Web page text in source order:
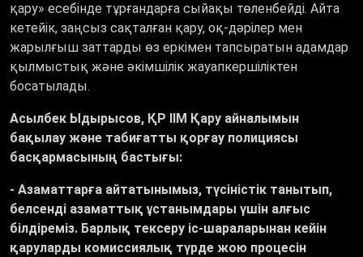
қару» есебінде тұрғандарға сыйақы төленбейді. Айта
кетейік, заңсыз сақталған қару, оқ-дәрілер мен
жарылғыш заттарды өз еркімен тапсыратын адамдар
қылмыстық және әкімшілік жауапкершіліктен
босатылады.
Асылбек Ыдырысов, ҚР ІІМ Қару айналымын
бақылау және табиғатты қорғау полициясы
басқармасының бастығы:
- Азаматтарға айтатынымыз, түсіністік танытып,
белсенді азаматтық ұстанымдары үшін алғыс
білдіреміз. Барлық тексеру іс-шараларынан кейін
қаруларды комиссиялық түрде жою процесін